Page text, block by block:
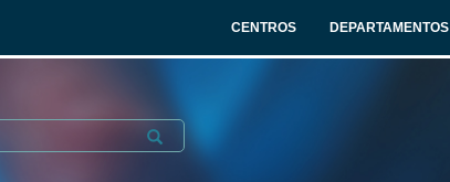
CENTROS DEPARTAMENTOS
Submit